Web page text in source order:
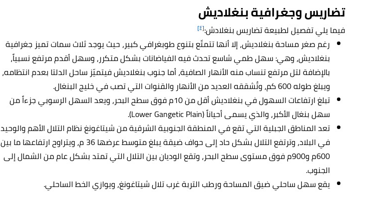
تضاريس وجغرافية بنغلاديش
فيما يلي تفصيل لطبيعة تضاريس بنغلادش:[٤]
رغم صغر مساحة بنغلاديش، إلا أنها تتمتّع بتنوع طوبغرافي كبير، حيث يوجد ثلاث سمات تميز جغرافية
بنغلاديش، وهي: سهل طمي شاسع تحدث فيه الفياضانات بشكل متكرر، وسهل أقدم مرتفع نسبياً،
بالإضافة لتل مرتفع تنساب منه الأنهار الصافية، أما جنوب بنغلاديش فيتميّز ساحل الدلتا بعدم انتظامه،
ويبلغ طوله 600 كم، وتُشققه العديد من الأنهار والقنوات التي تصب في خليج البنغال.
تبلغ ارتفاعات السهول في بنغلاديش أقل من 10م فوق سطح البحر، ويعد السهل الرسوبي جزءاً من
سهل بنغال الأكبر، والذي يسمى أحياناً (Lower Gangetic Plain).
تعد المناطق الجبلية التي تقع في المنطقة الجنوبية الشرقية من شيتاغونغ نظام التلال الأهم والوحيد
في البلاد، وترتفع التلال بشكل حاد إلى حواف ضيقة يبلغ متوسط عرضها 36 م، ويتراوح ارتفاعها ما بين
600م و900م فوق مستوى سطح البحر، وتقع الوديان بين التلال التي تمتد بشكل عام من الشمال إلى
الجنوب.
يقع سهل ساحلي ضيق المساحة ورطب التربة غرب تلال شيتاغونغ، ويوازي الخط الساحلي.